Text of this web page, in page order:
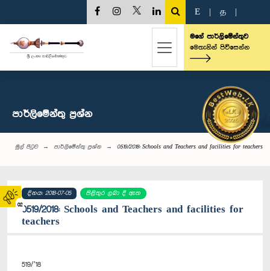
02
E த
මගේ පාර්ලිමේන්තුව
මෙතැනින් පිවිසෙන්න
පාර්ලි‌මේන්තු‌ ප්‍රශ්න
මුල් පිටුව පාර්ලි‌මේන්තු‌ ප්‍රශ්න 0519/2018: Schools and Teachers and facilities for teachers
දිනය: 2018-07-05 පිළිතුර ලබා දී ඇත
0519/2018: Schools and Teachers and facilities for
teachers
519/’18